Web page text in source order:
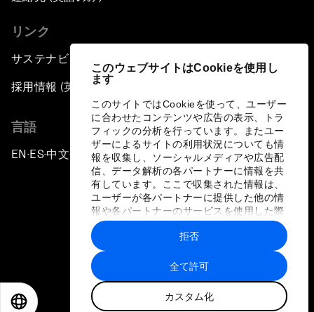
このウェブサイトはCookieを使用し
ます
このサイトではCookieを使って、ユーザー
に合わせたコンテンツや広告の表示、トラ
フィックの分析を行っています。またユー
ザーによるサイトの利用状況についても情
報を収集し、ソーシャルメディアや広告配
信、データ解析の各パートナーに情報を共
有しています。ここで収集された情報は、
ユーザーが各パートナーに提供した他の情
報や各パートナーのサービスを使用した際
に収集された情報と組み合わされ、各パー
トナーによって使用されることがありま
す。
全て許可
カスタム化
拒否
リンク
サステナビリティへの取り組み
採用情報 (英語のみ)
言語
EN ▪ES▪中文▪ 日本語
プライバシーポリシーと利用規約
サイトマップ
©
世界経済フォーラム